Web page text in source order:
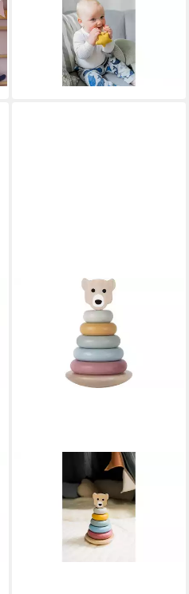
Beißring-Rassel Häkel-
Greifling Stern
lieferbar - in 2-3 Werktagen bei dir